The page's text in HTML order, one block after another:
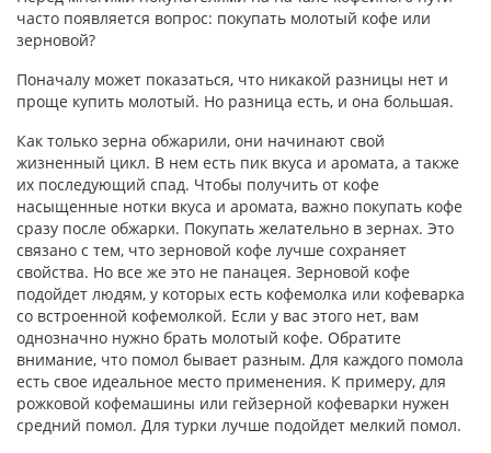
часто появляется вопрос: покупать молотый кофе или
зерновой?
Поначалу может показаться, что никакой разницы нет и
проще купить молотый. Но разница есть, и она большая.
Как только зерна обжарили, они начинают свой
жизненный цикл. В нем есть пик вкуса и аромата, а также
их последующий спад. Чтобы получить от кофе
насыщенные нотки вкуса и аромата, важно покупать кофе
сразу после обжарки. Покупать желательно в зернах. Это
связано с тем, что зерновой кофе лучше сохраняет
свойства. Но все же это не панацея. Зерновой кофе
подойдет людям, у которых есть кофемолка или кофеварка
со встроенной кофемолкой. Если у вас этого нет, вам
однозначно нужно брать молотый кофе. Обратите
внимание, что помол бывает разным. Для каждого помола
есть свое идеальное место применения. К примеру, для
рожковой кофемашины или гейзерной кофеварки нужен
средний помол. Для турки лучше подойдет мелкий помол.